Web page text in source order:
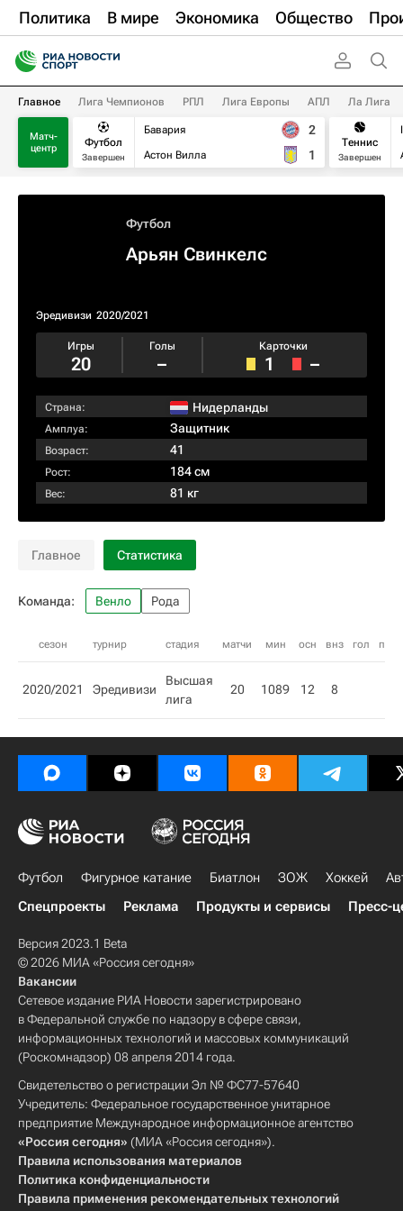
Политика В мире Экономика Общество
Главное Лига Чемпионов РПЛ Лига Европы АПЛ Ла Лига
Матч-
центр
Футбол
Завершен
Бавария
Астон Вилла
2
1
Теннис
Завершен
Футбол
Арьян Свинкелс
Эредивизи 2020/2021
Игры
20
Голы
–
Карточки
1 –
Страна: Нидерланды
Амплуа: Защитник
Возраст: 41
Рост: 184 см
Вес: 81 кг
Главное Статистика
Команда: Венло Рода
сезон турнир стадия матчи мин осн внз гол пас
2020/2021 Эредивизи
Высшая
лига
20 1089 12 8
Футбол Фигурное катание Биатлон ЗОЖ Хоккей
Спецпроекты
Реклама Продукты и сервисы Пресс-
Версия 2023.1 Beta
© 2026 МИА «Россия сегодня»
Вакансии
Сетевое издание РИА Новости зарегистрировано
в Федеральной службе по надзору в сфере связи,
информационных технологий и массовых коммуникаций
(Роскомнадзор) 08 апреля 2014 года.
Свидетельство о регистрации Эл № ФС77-57640
Учредитель: Федеральное государственное унитарное
предприятие Международное информационное агентство
«Россия сегодня» (МИА «Россия сегодня»).
Правила использования материалов
Политика конфиденциальности
Правила применения рекомендательных технологий